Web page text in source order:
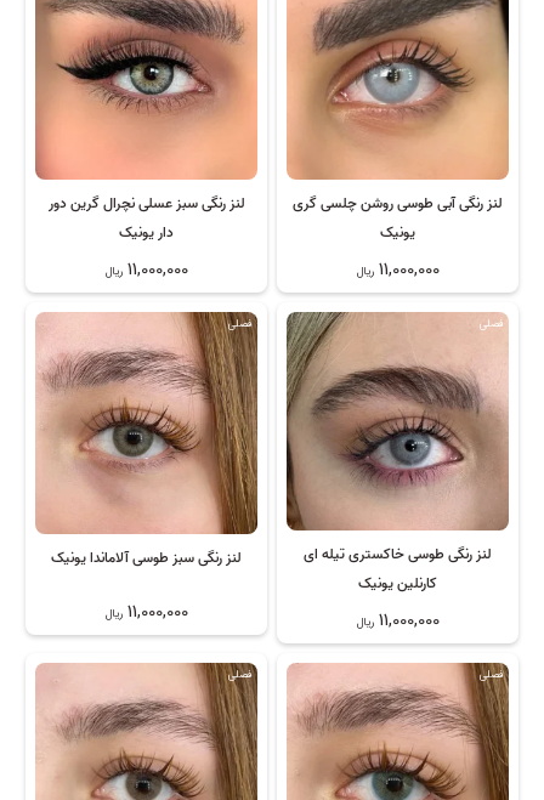
لنز رنگی آبی طوسی روشن چلسی گری
یونیک
11,000,000 ریال
لنز رنگی سبز عسلی نچرال گرین دور
دار یونیک
11,000,000 ریال
لنز رنگی طوسی خاکستری تیله ای
کارنلین یونیک
11,000,000 ریال
فصلی
لنز رنگی سبز طوسی آلاماندا یونیک
11,000,000 ریال
فصلی
فصلی فصلی